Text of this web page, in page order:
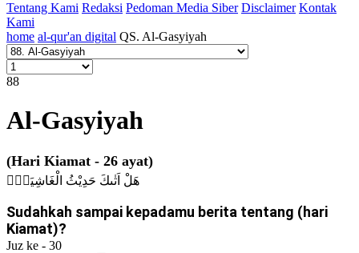
Tentang Kami Redaksi Pedoman Media Siber Disclaimer Kontak
Kami
home al-qur'an digital QS. Al-Gasyiyah
88
Al-Gasyiyah
(Hari Kiamat - 26 ayat)
هَلْ اَتٰىكَ حَدِيْثُ الْغَاشِيَةِۗ
Sudahkah sampai kepadamu berita tentang (hari
Kiamat)?
Juz ke - 30